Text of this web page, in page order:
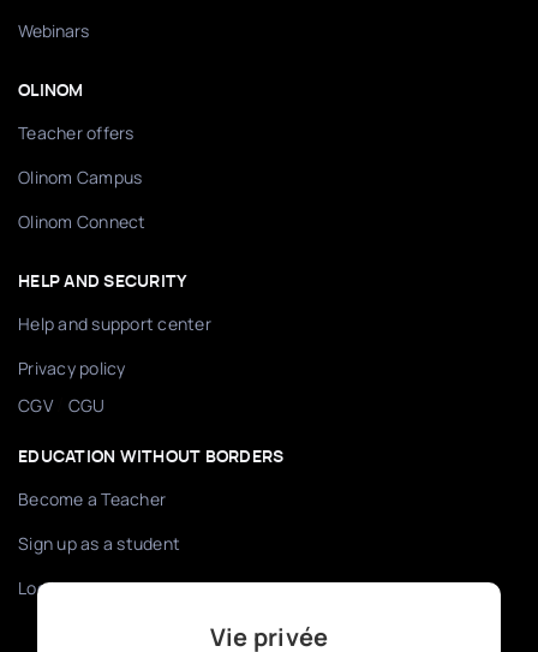
Webinars
OLINOM
Teacher offers
Olinom Campus
Olinom Connect
HELP AND SECURITY
Help and support center
Privacy policy
CGV/ CGU
EDUCATION WITHOUT BORDERS
Become a Teacher
Sign up as a student
Log in
Vie privée